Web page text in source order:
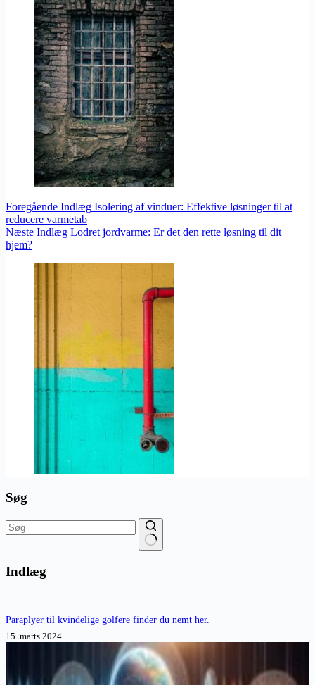
Foregående Indlæg Isolering af vinduer: Effektive løsninger til at
reducere varmetab
Næste Indlæg Lodret jordvarme: Er det den rette løsning til dit
hjem?
Søg
resultater
Indlæg
Paraplyer til kvindelige golfere finder du nemt her.
15. marts 2024